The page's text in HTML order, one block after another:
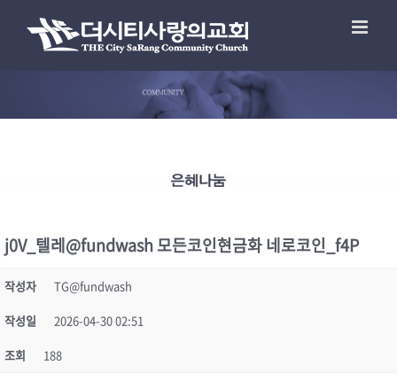
j0V_텔레@fundwash 모든코인현금화 네로코인_f4P
작성자 TG@fundwash
작성일 2026-04-30 02:51
조회 188